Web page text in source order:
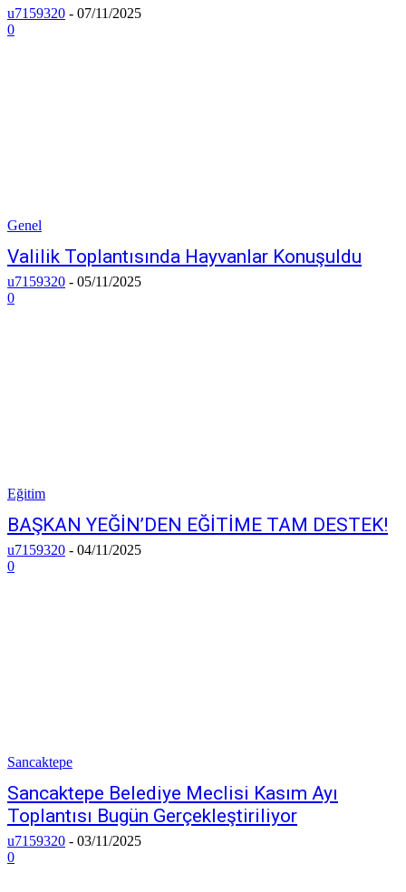
u7159320 - 07/11/2025
0
Genel
Valilik Toplantısında Hayvanlar Konuşuldu
u7159320 - 05/11/2025
0
Eğitim
BAŞKAN YEĞİN’DEN EĞİTİME TAM DESTEK!
u7159320 - 04/11/2025
0
Sancaktepe
Sancaktepe Belediye Meclisi Kasım Ayı
Toplantısı Bugün Gerçekleştiriliyor
u7159320 - 03/11/2025
0